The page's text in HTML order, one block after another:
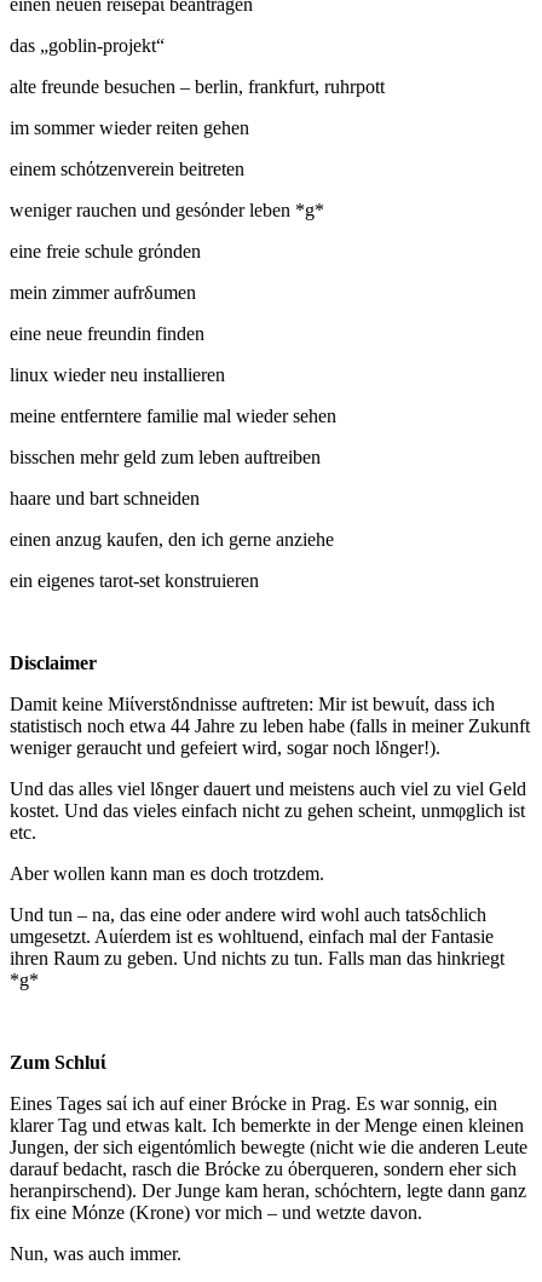
das „goblin-projekt“
alte freunde besuchen – berlin, frankfurt, ruhrpott
im sommer wieder reiten gehen
einem schόtzenverein beitreten
weniger rauchen und gesόnder leben *g*
eine freie schule grόnden
mein zimmer aufrδumen
eine neue freundin finden
linux wieder neu installieren
meine entferntere familie mal wieder sehen
bisschen mehr geld zum leben auftreiben
haare und bart schneiden
einen anzug kaufen, den ich gerne anziehe
ein eigenes tarot-set konstruieren
Disclaimer
Damit keine Miίverstδndnisse auftreten: Mir ist bewuίt, dass ich
statistisch noch etwa 44 Jahre zu leben habe (falls in meiner Zukunft
weniger geraucht und gefeiert wird, sogar noch lδnger!).
Und das alles viel lδnger dauert und meistens auch viel zu viel Geld
kostet. Und das vieles einfach nicht zu gehen scheint, unmφglich ist
etc.
Aber wollen kann man es doch trotzdem.
Und tun – na, das eine oder andere wird wohl auch tatsδchlich
umgesetzt. Auίerdem ist es wohltuend, einfach mal der Fantasie
ihren Raum zu geben. Und nichts zu tun. Falls man das hinkriegt
*g*
Zum Schluί
Eines Tages saί ich auf einer Brόcke in Prag. Es war sonnig, ein
klarer Tag und etwas kalt. Ich bemerkte in der Menge einen kleinen
Jungen, der sich eigentόmlich bewegte (nicht wie die anderen Leute
darauf bedacht, rasch die Brόcke zu όberqueren, sondern eher sich
heranpirschend). Der Junge kam heran, schόchtern, legte dann ganz
fix eine Mόnze (Krone) vor mich – und wetzte davon.
Nun, was auch immer.